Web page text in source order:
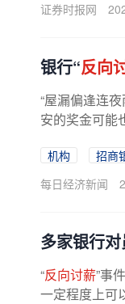
证券时报网
银行“反向
“屋漏偏逢连
安的奖金可能
机构 招商
每日经济新闻
多家银行对
“反向讨薪”事
一定程度上可